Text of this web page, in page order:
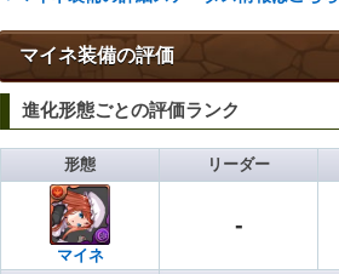
マイネ装備の評価
進化形態ごとの評価ランク
形態 リーダー
マイネ
-